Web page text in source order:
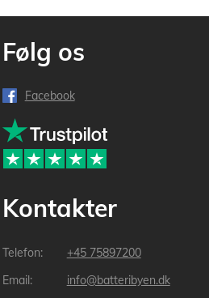
Følg os
Facebook
Kontakter
+45 75897200
info@batteribyen.dk